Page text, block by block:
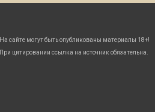
На сайте могут быть опубликованы материалы 18+!
При цитировании ссылка на источник обязательна.